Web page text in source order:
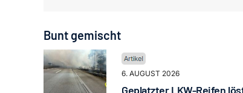
Bunt gemischt
6. AUGUST 2026
Geplatzter LKW-Reifen